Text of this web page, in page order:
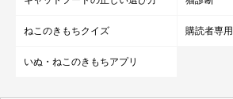
ねこのきもちクイズ 購読者専
いぬ・ねこのきもちアプリ